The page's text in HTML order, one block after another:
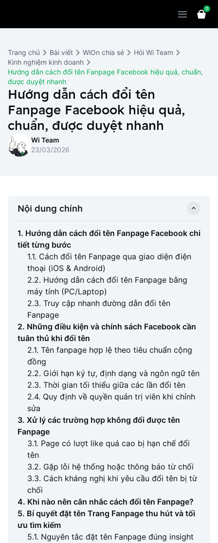
WiOn AI
WiOn Social
WiOn E-commerce
WiOn F&B
WiOn Dental
Chatbot
Marketing
CRM
Thiết kế website
Thiết bị
Bảng giá
Cùng WiOn
Báo chí
Đối tác
Wi Team
Liên hệ
0
Trang chủ Bài viết WiOn chia sẻ
Hỏi Wi Team
Kinh nghiệm kinh doanh
Hướng dẫn cách đổi tên Fanpage Facebook hiệu quả, chuẩn,
được duyệt nhanh
Hướng dẫn cách đổi tên
Fanpage Facebook hiệu quả,
chuẩn, được duyệt nhanh
Wi Team
23/03/2026
Nội dung chính
1. Hướng dẫn cách đổi tên Fanpage Facebook chi
tiết từng bước
1.1. Cách đổi tên Fanpage qua giao diện điện
thoại (iOS & Android)
2.2. Hướng dẫn cách đổi tên Fanpage bằng
máy tính (PC/Laptop)
2.3. Truy cập nhanh đường dẫn đổi tên
Fanpage
2. Những điều kiện và chính sách Facebook cần
tuân thủ khi đổi tên
2.1. Tên fanpage hợp lệ theo tiêu chuẩn cộng
đồng
2.2. Giới hạn ký tự, định dạng và ngôn ngữ tên
2.3. Thời gian tối thiểu giữa các lần đổi tên
2.4. Quy định về quyền quản trị viên khi chỉnh
sửa
3. Xử lý các trường hợp không đổi được tên
Fanpage
3.1. Page có lượt like quá cao bị hạn chế đổi
tên
3.2. Gặp lỗi hệ thống hoặc thông báo từ chối
3.3. Cách kháng nghị khi yêu cầu đổi tên bị từ
chối
4. Khi nào nên cân nhắc cách đổi tên Fanpage?
5. Bí quyết đặt tên Trang Fanpage thu hút và tối
ưu tìm kiếm
5.1. Nguyên tắc đặt tên Fanpage đúng insight